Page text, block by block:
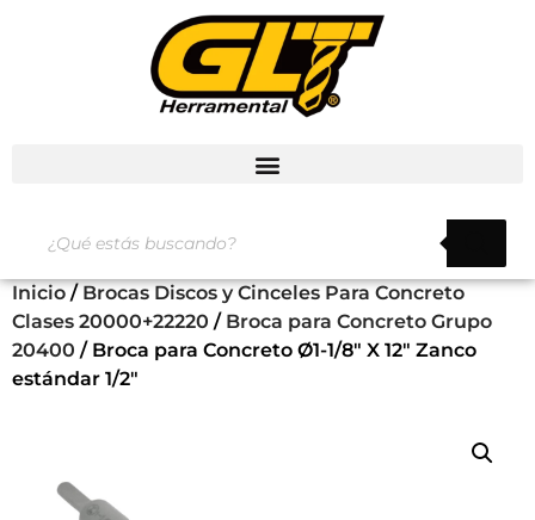
Inicio / Brocas Discos y Cinceles Para Concreto
Clases 20000+22220 / Broca para Concreto Grupo
20400 / Broca para Concreto Ø1-1/8″ X 12″ Zanco
estándar 1/2″